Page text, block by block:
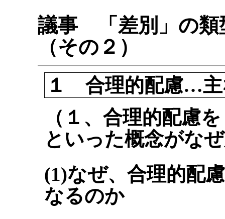
議事 「差別」の類
（その２）
１ 合理的配慮…主
（１、合理的配慮
といった概念がな
(1)なぜ、合理的配
なるのか